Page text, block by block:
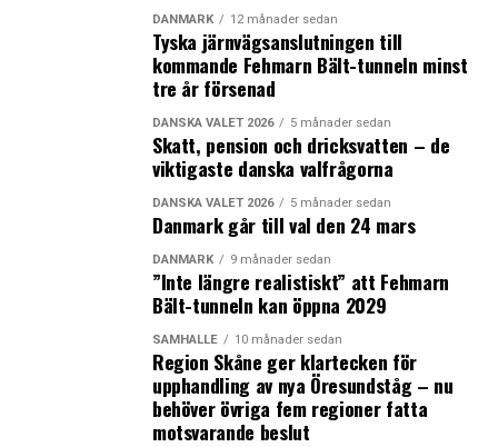
DANMARK 12 månader sedan
Tyska järnvägsanslutningen till
kommande Fehmarn Bält-tunneln minst
tre år försenad
DANSKA VALET 2026 5 månader sedan
Skatt, pension och dricksvatten – de
viktigaste danska valfrågorna
DANSKA VALET 2026 5 månader sedan
Danmark går till val den 24 mars
DANMARK 9 månader sedan
”Inte längre realistiskt” att Fehmarn
Bält-tunneln kan öppna 2029
SAMHÄLLE 10 månader sedan
Region Skåne ger klartecken för
upphandling av nya Öresundståg – nu
behöver övriga fem regioner fatta
motsvarande beslut